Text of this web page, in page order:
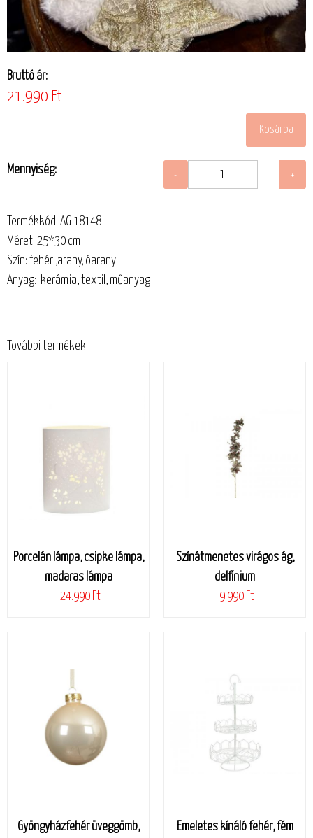
Bruttó ár:
21.990 Ft
Mennyiség:
Termékkód: AG 18148
Méret: 25*30 cm
Szín: fehér ,arany, óarany
Anyag: kerámia, textil, műanyag
További termékek:
Porcelán lámpa, csipke lámpa,
madaras lámpa
24.990 Ft
Színátmenetes virágos ág,
delfínium
9.990 Ft
Gyöngyházfehér üveggömb,
Emeletes kínáló fehér, fém